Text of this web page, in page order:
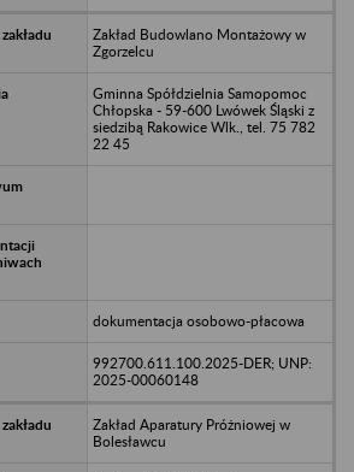
Zakład Budowlano Montażowy w
Zgorzelcu
Gminna Spółdzielnia Samopomoc
Chłopska - 59-600 Lwówek Śląski z
siedzibą Rakowice Wlk., tel. 75 782
22 45
dokumentacja osobowo-płacowa
992700.611.100.2025-DER; UNP:
2025-00060148
Zakład Aparatury Próżniowej w
Bolesławcu